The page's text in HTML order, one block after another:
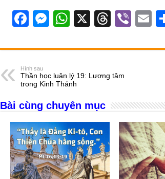
F
c
e
b
o
o
k
M
ss
n
g
er
W
at
A
p
p
X
T
e
d
s
Vi
er
E
Hình sau
Thần học luân lý 19: Lương tâm
trong Kinh Thánh
Bài cùng chuyên mục